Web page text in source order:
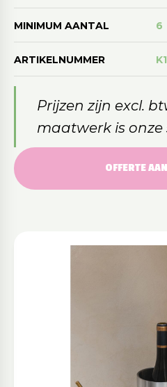
MINIMUM AANTAL 6
ARTIKELNUMMER
Prijzen zijn excl.
maatwerk is
OFFERTE